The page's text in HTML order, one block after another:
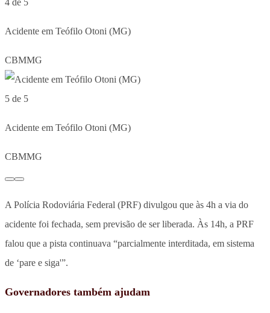
Acidente em Teófilo Otoni (MG)
CBMMG
5 de 5
Acidente em Teófilo Otoni (MG)
CBMMG
A Polícia Rodoviária Federal (PRF) divulgou que às 4h a via do
acidente foi fechada, sem previsão de ser liberada. Às 14h, a PRF
falou que a pista continuava “parcialmente interditada, em sistema
de ‘pare e siga'”.
Governadores também ajudam